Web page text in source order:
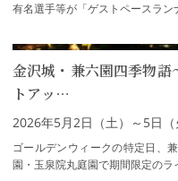
有名選手等が「ゲストペースラ
金沢城・兼六園四季物語
トアッ…
2026年5月2日（土）～5日（
ゴールデンウィークの特定日、
園・玉泉院丸庭園で期間限定の